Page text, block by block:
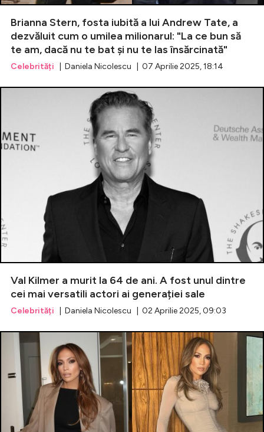
Brianna Stern, fosta iubită a lui Andrew Tate, a
dezvăluit cum o umilea milionarul: "La ce bun să
te am, dacă nu te bat și nu te las însărcinată"
Celebrități | Daniela Nicolescu | 07 Aprilie 2025, 18:14
Val Kilmer a murit la 64 de ani. A fost unul dintre
cei mai versatili actori ai generației sale
Celebrități | Daniela Nicolescu | 02 Aprilie 2025, 09:03